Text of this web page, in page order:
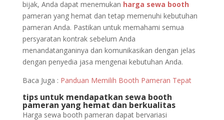
bijak, Anda dapat menemukan harga sewa booth
pameran yang hemat dan tetap memenuhi kebutuhan
pameran Anda. Pastikan untuk memahami semua
persyaratan kontrak sebelum Anda
menandatanganinya dan komunikasikan dengan jelas
dengan penyedia jasa mengenai kebutuhan Anda.
Baca Juga : Panduan Memilih Booth Pameran Tepat
tips untuk mendapatkan sewa booth
pameran yang hemat dan berkualitas
Harga sewa booth pameran dapat bervariasi